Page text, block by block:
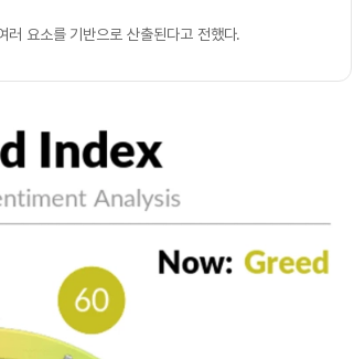
러 요소를 기반으로 산출된다고 전했다.